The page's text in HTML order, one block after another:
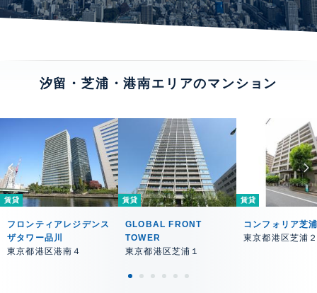
汐留・芝浦・港南エリアのマンション
賃貸
フロンティアレジデンス
ザタワー品川
東京都港区港南４
賃貸
GLOBAL FRONT
TOWER
東京都港区芝浦１
賃貸
コンフォリア芝
東京都港区芝浦